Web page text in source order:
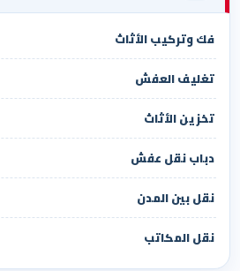
فك وتركيب الأثاث
تغليف العفش
تخزين الأثاث
دباب نقل عفش
نقل بين المدن
نقل المكاتب